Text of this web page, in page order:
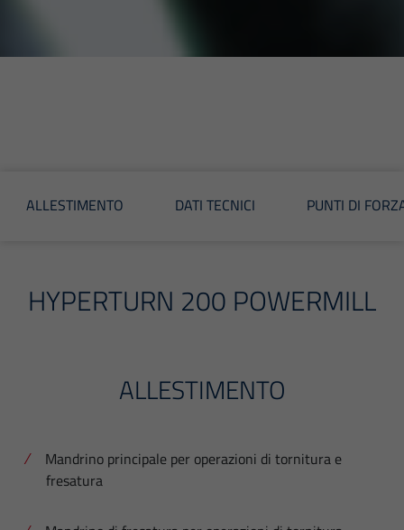
ALLESTIMENTO DATI TECNICI PUNTI DI
HYPERTURN 200 POWERMILL
ALLESTIMENTO
Mandrino principale per operazioni di tornitura e
fresatura